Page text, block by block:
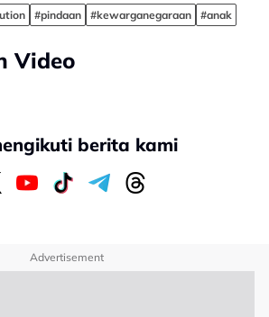
#pindaan #kewarganegaraan #anak
Video
berita kami
Advertisement